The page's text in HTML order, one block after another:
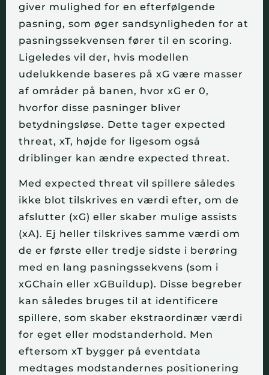
giver mulighed for en efterfølgende
pasning, som øger sandsynligheden for at
pasningssekvensen fører til en scoring.
Ligeledes vil der, hvis modellen
udelukkende baseres på xG være masser
af områder på banen, hvor xG er 0,
hvorfor disse pasninger bliver
betydningsløse. Dette tager expected
threat, xT, højde for ligesom også
driblinger kan ændre expected threat.
Med expected threat vil spillere således
ikke blot tilskrives en værdi efter, om de
afslutter (xG) eller skaber mulige assists
(xA). Ej heller tilskrives samme værdi om
de er første eller tredje sidste i berøring
med en lang pasningssekvens (som i
xGChain eller xGBuildup). Disse begreber
kan således bruges til at identificere
spillere, som skaber ekstraordinær værdi
for eget eller modstanderhold. Men
eftersom xT bygger på eventdata
medtages modstandernes positionering